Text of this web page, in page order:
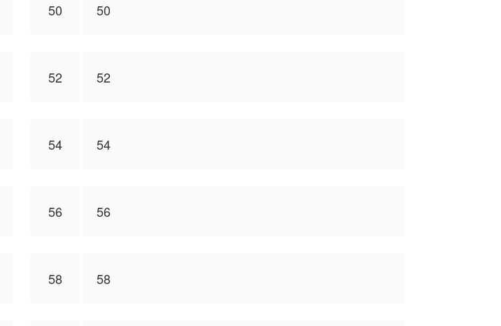
50 50
52 52
54 54
56 56
58 58